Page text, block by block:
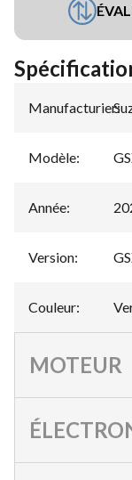
Manufacturier:
Modèle:
Année:
Version:
Couleur:
MOTEUR